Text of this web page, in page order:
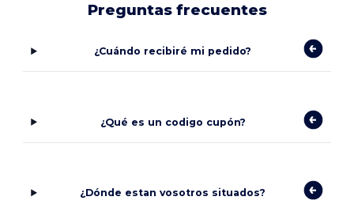
Preguntas frecuentes
¿Cuándo recibiré mi pedido?
¿Qué es un codigo cupón?
¿Dónde estan vosotros situados?